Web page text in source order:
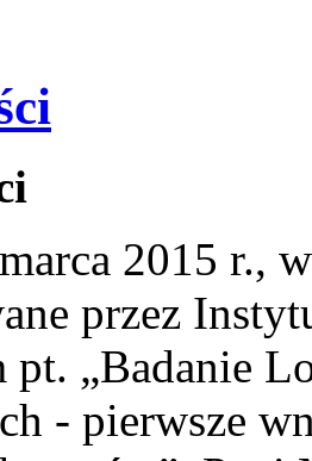
2015 r.,
przez
pt. „Badanie
- pierwsze